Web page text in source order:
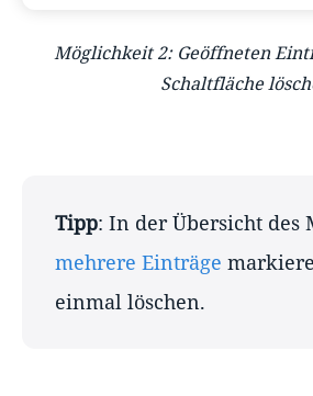
Möglichkeit 2: Geöffneten
Schaltfläche
Tipp: In der Übersicht des
mehrere Einträge
einmal löschen.